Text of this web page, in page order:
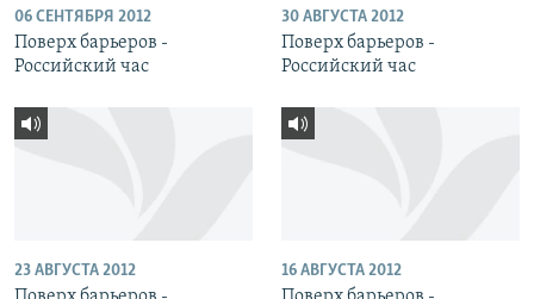
06 СЕНТЯБРЯ 2012
Поверх барьеров -
Российский час
30 АВГУСТА 2012
Поверх барьеров -
Российский час
23 АВГУСТА 2012 16 АВГУСТА 2012